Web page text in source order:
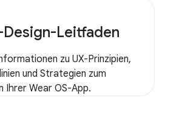
Leitfaden
zu UX-Prinzipien,
und Strategien zum
Ihrer Wear OS-App.